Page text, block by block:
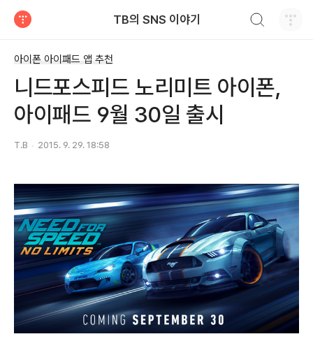
TB의 SNS 이야기
아이폰 아이패드 앱 추천
니드포스피드 노리미트 아이폰,
아이패드 9월 30일 출시
T.B 2015. 9. 29. 18:58